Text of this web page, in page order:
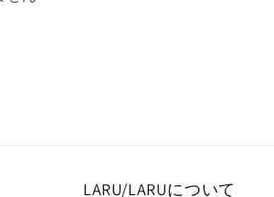
LARU/LARUについて